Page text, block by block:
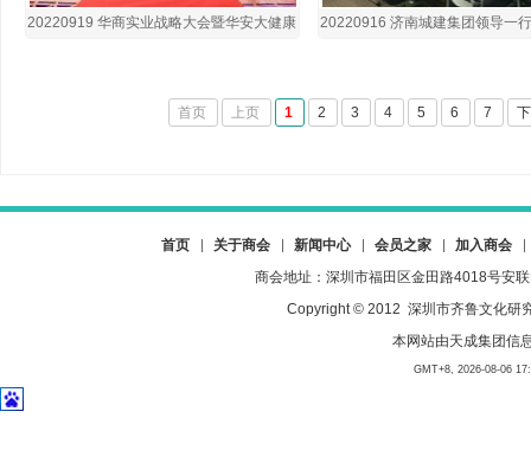
20220919 华商实业战略大会暨华安大健康
20220916 济南城建集团领导一
首页 上页 1 2 3 4 5 6 7
首页 关于商会 新闻中心 会员之家
加入商会
商会地址：深圳市福田区金田路4018号
Copyright © 2012 深圳市齐鲁文化研
本网站由天成集团信
GMT+8, 2026-08-06